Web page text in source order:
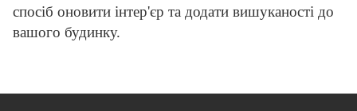
спосіб оновити інтер'єр та додати вишуканості до
вашого будинку.